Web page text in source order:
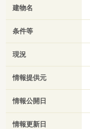
建物名
条件等
現況
情報提供元
情報公開日
情報更新日